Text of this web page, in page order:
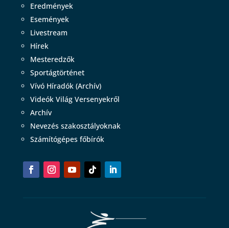
Eredmények
Események
Livestream
Hírek
Mesteredzők
Sportágtörténet
Vívó Híradók (Archív)
Videók Világ Versenyekről
Archív
Nevezés szakosztályoknak
Számítógépes főbírók